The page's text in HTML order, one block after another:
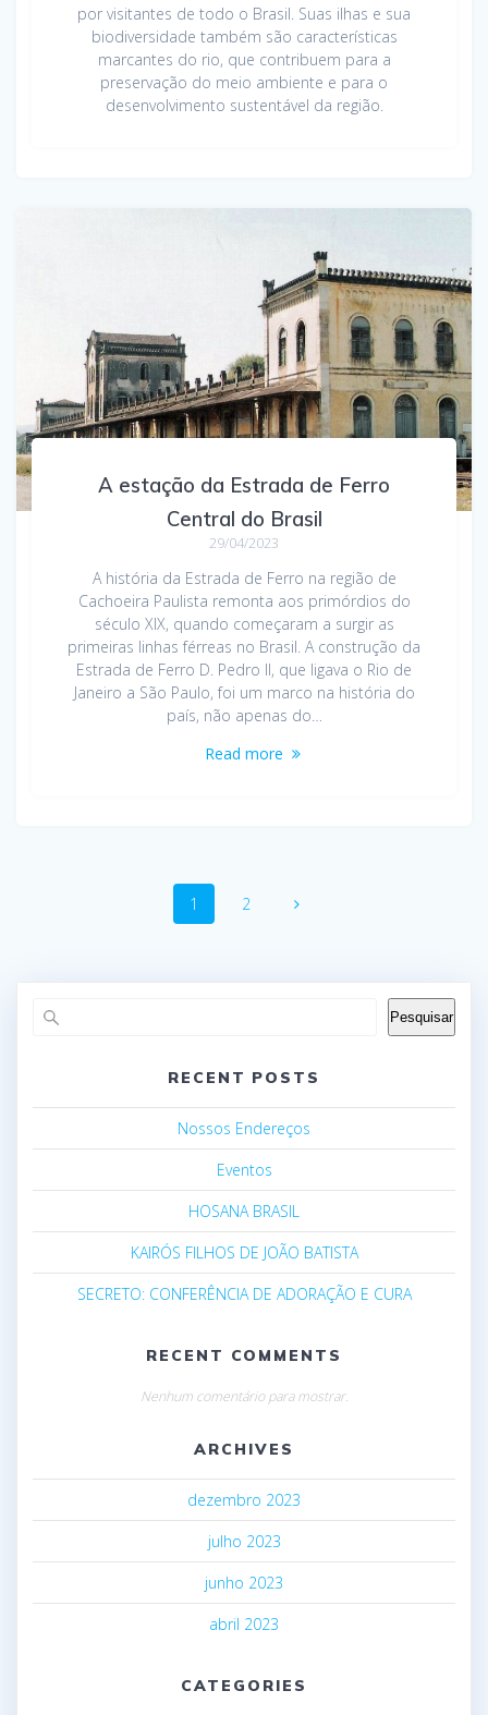
por visitantes de todo o Brasil. Suas ilhas e sua
biodiversidade também são características
marcantes do rio, que contribuem para a
preservação do meio ambiente e para o
desenvolvimento sustentável da região.
A estação da Estrada de Ferro
Central do Brasil
29/04/2023
A história da Estrada de Ferro na região de
Cachoeira Paulista remonta aos primórdios do
século XIX, quando começaram a surgir as
primeiras linhas férreas no Brasil. A construção da
Estrada de Ferro D. Pedro II, que ligava o Rio de
Janeiro a São Paulo, foi um marco na história do
país, não apenas do…
Read more
navigation
Page
1 Page
2
Pesquisar
RECENT POSTS
Nossos Endereços
Eventos
HOSANA BRASIL
KAIRÓS FILHOS DE JOÃO BATISTA
SECRETO: CONFERÊNCIA DE ADORAÇÃO E CURA
RECENT COMMENTS
Nenhum comentário para mostrar.
ARCHIVES
dezembro 2023
julho 2023
junho 2023
abril 2023
CATEGORIES